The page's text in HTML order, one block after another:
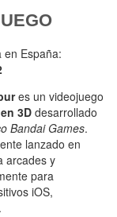
en España:
es un videojuego
3Ddesarrollado
Bandai Games.
lanzado en
arcades y
para
iOS,